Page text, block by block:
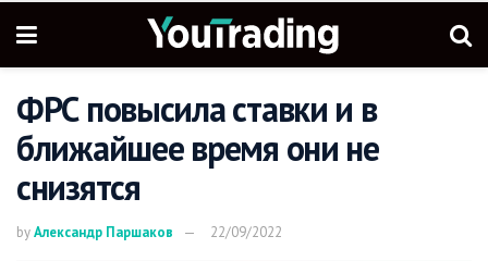
ФРС повысила ставки и в
ближайшее время они не
снизятся
byАлександр Паршаков 22/09/2022